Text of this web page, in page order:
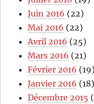
Juin 2016 (22)
Mai 2016 (22)
Avril 2016 (25)
Mars 2016 (21)
Février 2016 (19)
Janvier 2016 (18)
Décembre 2015